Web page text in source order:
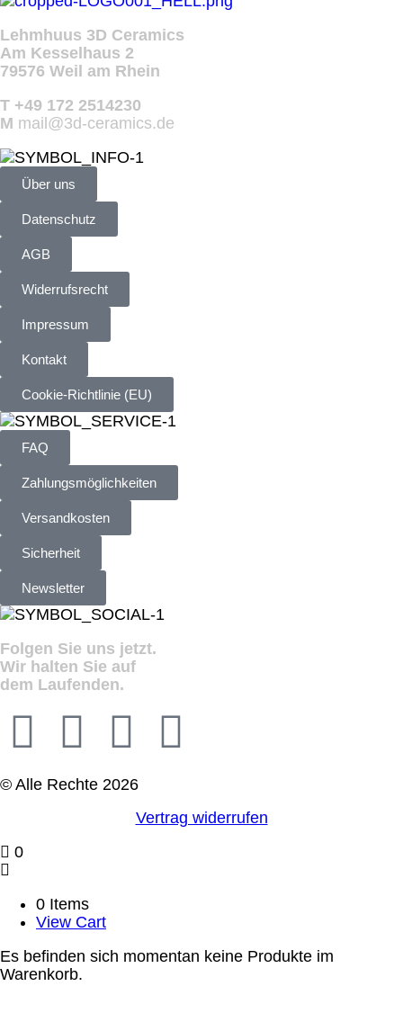
Lehmhuus 3D Ceramics
Am Kesselhaus 2
79576 Weil am Rhein
T +49 172 2514230
M mail@3d-ceramics.de
Über uns
Datenschutz
AGB
Widerrufsrecht
Impressum
Kontakt
Cookie-Richtlinie (EU)
FAQ
Zahlungsmöglichkeiten
Versandkosten
Sicherheit
Newsletter
Folgen Sie uns jetzt.
Wir halten Sie auf
dem Laufenden.
© Alle Rechte 2026
Vertrag widerrufen
0
0 Items
View Cart
Es befinden sich momentan keine Produkte im
Warenkorb.